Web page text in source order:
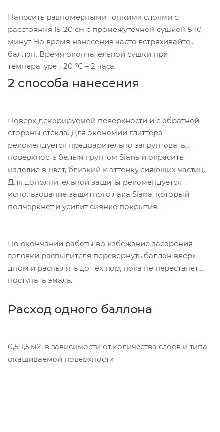
Наносить равномерными тонкими слоями с
расстояния 15-20 см с промежуточной сушкой 5-10
минут. Во время нанесения часто встряхивайте
баллон. Время окончательной сушки при
температуре +20 °С – 2 часа.
2 способа нанесения
Поверх декорируемой поверхности и с обратной
стороны стекла. Для экономии глиттера
рекомендуется предварительно загрунтовать
поверхность белым грунтом Siana и окрасить
изделие в цвет, близкий к оттенку сияющих частиц.
Для дополнительной защиты рекомендуется
использование защитного лака Siana, который
подчеркнет и усилит сияние покрытия.
По окончании работы во избежание засорения
головки распылителя перевернуть баллон вверх
дном и распылять до тех пор, пока не перестанет
поступать эмаль.
Расход одного баллона
0,5-1,5 м2, в зависимости от количества слоев и типа
окашиваемой поверхности